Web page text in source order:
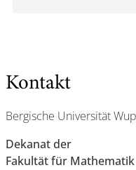
Kontakt
Bergische Universität
Dekanat der
Fakultät für